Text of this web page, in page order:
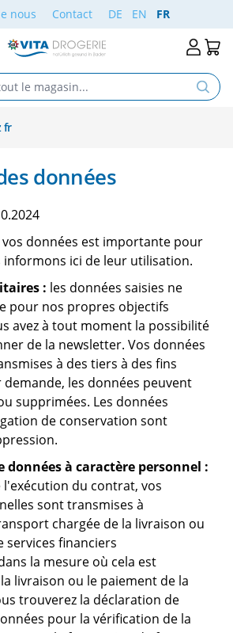
nous Contact DE EN FR
fr
données
données est importante pour
informons ici de leur utilisation.
: les données saisies ne
pour nos propres objectifs
avez à tout moment la possibilité
de la newsletter. Vos données
à des tiers à des fins
les données peuvent
supprimées. Les données
de conservation sont
données à caractère personnel :
l'exécution du contrat, vos
sont transmises à
chargée de la livraison ou
services financiers
la mesure où cela est
livraison ou le paiement de la
trouverez la déclaration de
pour la vérification de la